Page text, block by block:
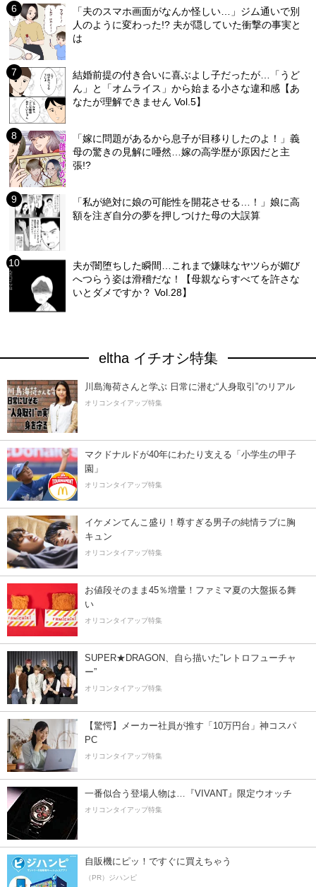
「夫のスマホ画面がなんか怪しい…」ジム通いで別
人のように変わった!? 夫が隠していた衝撃の事実と
は
結婚前提の付き合いに喜ぶよし子だったが…「うど
ん」と「オムライス」から始まる小さな違和感【あ
なたが理解できません Vol.5】
「嫁に問題があるから息子が目移りしたのよ！」義
母の驚きの見解に唖然…嫁の高学歴が原因だと主
張!?
「私が絶対に娘の可能性を開花させる…！」娘に高
額を注ぎ自分の夢を押しつけた母の大誤算
夫が闇堕ちした瞬間…これまで嫌味なヤツらが媚び
へつらう姿は滑稽だな！【母親ならすべてを許さな
いとダメですか？ Vol.28】
eltha イチオシ特集
川島海荷さんと学ぶ 日常に潜む“人身取引”のリアル
オリコンタイアップ特集
マクドナルドが40年にわたり支える「小学生の甲子
園」
オリコンタイアップ特集
イケメンてんこ盛り！尊すぎる男子の純情ラブに胸
キュン
オリコンタイアップ特集
お値段そのまま45％増量！ファミマ夏の大盤振る舞
い
オリコンタイアップ特集
SUPER★DRAGON、自ら描いた”レトロフューチャ
ー”
オリコンタイアップ特集
【驚愕】メーカー社員が推す「10万円台」神コスパ
PC
オリコンタイアップ特集
一番似合う登場人物は…『VIVANT』限定ウオッチ
オリコンタイアップ特集
自販機にピッ！ですぐに買えちゃう
（PR）ジハンピ